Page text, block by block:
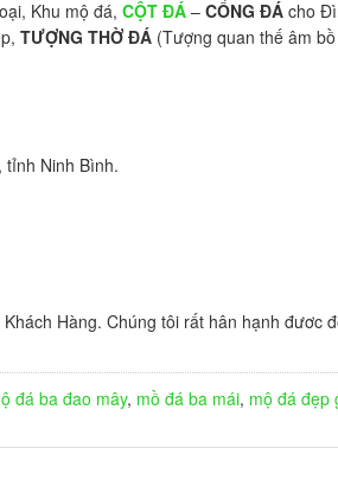
Khu mộ đá, CỘT ĐÁ – CỔNG ĐÁ cho
TƯỢNG THỜ ĐÁ (Tượng quan thế âm
tỉnh Ninh Bình.
Hàng. Chúng tôi rất hân hạnh đươc
đá ba đao mây, mồ đá ba mái, mộ đá đẹp